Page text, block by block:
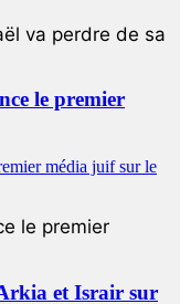
va perdre de sa
le premier
le premier
et Israir sur